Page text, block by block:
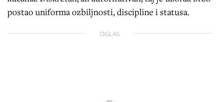
postao uniforma ozbiljnosti, discipline i statusa.
OGLAS